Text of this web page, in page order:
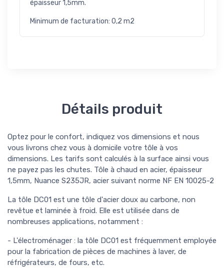
épaisseur 1,5mm.
Minimum de facturation: 0,2 m2
Détails produit
Optez pour le confort, indiquez vos dimensions et nous
vous livrons chez vous à domicile votre tôle à vos
dimensions. Les tarifs sont calculés à la surface ainsi vous
ne payez pas les chutes. Tôle à chaud en acier, épaisseur
1,5mm, Nuance S235JR, acier suivant norme NF EN 10025-2
La tôle DC01 est une tôle d'acier doux au carbone, non
revêtue et laminée à froid. Elle est utilisée dans de
nombreuses applications, notamment :
- L'électroménager : la tôle DC01 est fréquemment employée
pour la fabrication de pièces de machines à laver, de
réfrigérateurs, de fours, etc.